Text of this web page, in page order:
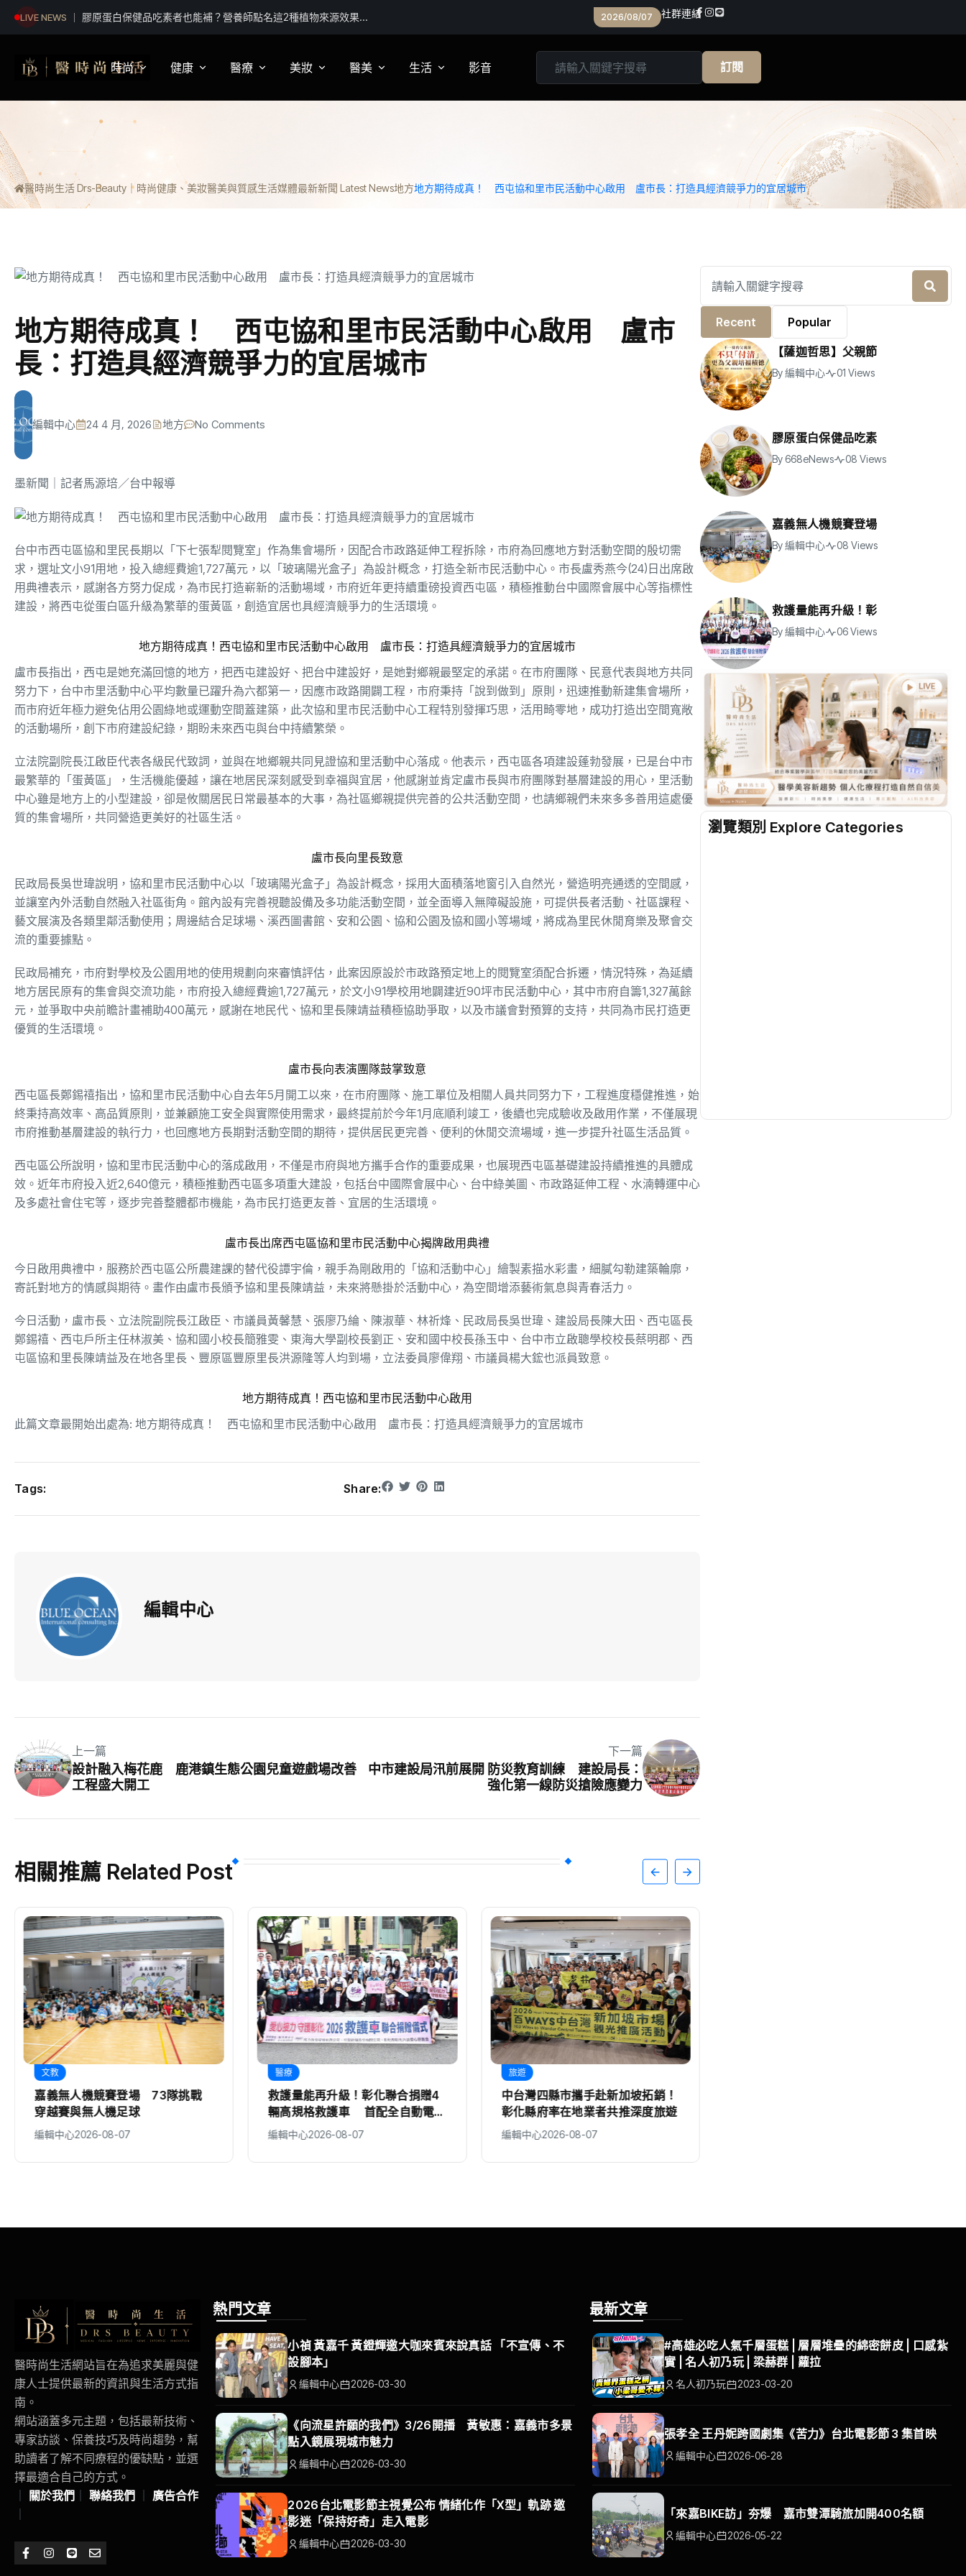
LIVE NEWS 嘉義無人機競賽登場 73隊挑戰穿越賽與無人機足球 2026/08/07 社群連結
時尚
影視娛樂
潮流趨勢
健康
營養
醫療
醫師訪談
美妝
專家建議
醫美
醫美實測
生活
旅遊
影音 訂閱
醫時尚生活 Drs-Beauty｜時尚健康、美妝醫美與質感生活媒體最新新聞 Latest News地方地方期待成真！ 西屯協和里市民活動中心啟用 盧市長：打造具經濟競爭力的宜居城市
地方期待成真！ 西屯協和里市民活動中心啟用 盧市
長：打造具經濟競爭力的宜居城市
編輯中心 24 4 月, 2026 地方 No Comments
墨新聞 ｜記者馬源培／台中報導
台中市西屯區協和里民長期以「下七張犁閱覽室」作為集會場所，因配合市政路延伸工程拆除，市府為回應地方對活動空間的殷切需
求，選址文小91用地，投入總經費逾1,727萬元，以「玻璃陽光盒子」為設計概念，打造全新市民活動中心。市長盧秀燕今(24)日出席啟
用典禮表示，感謝各方努力促成，為市民打造嶄新的活動場域，市府近年更持續重磅投資西屯區，積極推動台中國際會展中心等指標性
建設，將西屯從蛋白區升級為繁華的蛋黃區，創造宜居也具經濟競爭力的生活環境。
地方期待成真！西屯協和里市民活動中心啟用 盧市長：打造具經濟競爭力的宜居城市
盧市長指出，西屯是她充滿回憶的地方，把西屯建設好、把台中建設好，是她對鄉親最堅定的承諾。在市府團隊、民意代表與地方共同
努力下，台中市里活動中心平均數量已躍升為六都第一，因應市政路開闢工程，市府秉持「說到做到」原則，迅速推動新建集會場所，
而市府近年極力避免佔用公園綠地或運動空間蓋建築，此次協和里市民活動中心工程特別發揮巧思，活用畸零地，成功打造出空間寬敞
的活動場所，創下市府建設紀錄，期盼未來西屯與台中持續繁榮。
立法院副院長江啟臣代表各級民代致詞，並與在地鄉親共同見證協和里活動中心落成。他表示，西屯區各項建設蓬勃發展，已是台中市
最繁華的「蛋黃區」，生活機能優越，讓在地居民深刻感受到幸福與宜居，他感謝並肯定盧市長與市府團隊對基層建設的用心，里活動
中心雖是地方上的小型建設，卻是攸關居民日常最基本的大事，為社區鄉親提供完善的公共活動空間，也請鄉親們未來多多善用這處優
質的集會場所，共同營造更美好的社區生活。
盧市長向里長致意
民政局長吳世瑋說明，協和里市民活動中心以「玻璃陽光盒子」為設計概念，採用大面積落地窗引入自然光，營造明亮通透的空間感，
並讓室內外活動自然融入社區街角。館內設有完善視聽設備及多功能活動空間，並全面導入無障礙設施，可提供長者活動、社區課程、
藝文展演及各類里鄰活動使用；周邊結合足球場、溪西圖書館、安和公園、協和公園及協和國小等場域，將成為里民休閒育樂及聚會交
流的重要據點。
民政局補充，市府對學校及公園用地的使用規劃向來審慎評估，此案因原設於市政路預定地上的閱覽室須配合拆遷，情況特殊，為延續
地方居民原有的集會與交流功能，市府投入總經費逾1,727萬元，於文小91學校用地闢建近90坪市民活動中心，其中市府自籌1,327萬餘
元，並爭取中央前瞻計畫補助400萬元，感謝在地民代、協和里長陳靖益積極協助爭取，以及市議會對預算的支持，共同為市民打造更
優質的生活環境。
盧市長向表演團隊鼓掌致意
西屯區長鄭錫禧指出，協和里市民活動中心自去年5月開工以來，在市府團隊、施工單位及相關人員共同努力下，工程進度穩健推進，始
終秉持高效率、高品質原則，並兼顧施工安全與實際使用需求，最終提前於今年1月底順利竣工，後續也完成驗收及啟用作業，不僅展現
市府推動基層建設的執行力，也回應地方長期對活動空間的期待，提供居民更完善、便利的休閒交流場域，進一步提升社區生活品質。
西屯區公所說明，協和里市民活動中心的落成啟用，不僅是市府與地方攜手合作的重要成果，也展現西屯區基礎建設持續推進的具體成
效。近年市府投入近2,640億元，積極推動西屯區多項重大建設，包括台中國際會展中心、台中綠美圖、市政路延伸工程、水湳轉運中心
及多處社會住宅等，逐步完善整體都市機能，為市民打造更友善、宜居的生活環境。
盧市長出席西屯區協和里市民活動中心揭牌啟用典禮
今日啟用典禮中，服務於西屯區公所農建課的替代役譚宇倫，親手為剛啟用的「協和活動中心」繪製素描水彩畫，細膩勾勒建築輪廓，
寄託對地方的情感與期待。畫作由盧市長頒予協和里長陳靖益，未來將懸掛於活動中心，為空間增添藝術氣息與青春活力。
今日活動，盧市長、立法院副院長江啟臣、市議員黃馨慧、張廖乃綸、陳淑華、林祈烽、民政局長吳世瑋、建設局長陳大田、西屯區長
鄭錫禧、西屯戶所主任林淑美、協和國小校長簡雅雯、東海大學副校長劉正、安和國中校長孫玉中、台中市立啟聰學校校長蔡明郡、西
屯區協和里長陳靖益及在地各里長、豐原區豐原里長洪源隆等人均到場，立法委員廖偉翔、市議員楊大鋐也派員致意。
地方期待成真！西屯協和里市民活動中心啟用
此篇文章最開始出處為: 地方期待成真！ 西屯協和里市民活動中心啟用 盧市長：打造具經濟競爭力的宜居城市
Tags: Share:
編輯中心
上一篇
設計融入梅花鹿 鹿港鎮生態公園兒童遊戲場改善
工程盛大開工
下一篇
中市建設局汛前展開 防災教育訓練 建設局長：
強化第一線防災搶險應變力
相關推薦 Related Post
文教
嘉義無人機競賽登場 73隊挑戰
穿越賽與無人機足球
編輯中心2026-08-07
醫療
救護量能再升級！彰化聯合捐贈4
輛高規格救護車 首配全自動電動
擔架床
編輯中心2026-08-07
旅遊
中台灣四縣市攜手赴新加坡拓銷！
彰化縣府率在地業者共推深度旅遊
編輯中心2026-08-07
Recent Popular
【薩迦哲思】父親節
By編輯中心 01 Views
膠原蛋白保健品吃素
By668eNews 08 Views
嘉義無人機競賽登場
By編輯中心 08 Views
救護量能再升級！彰
By編輯中心 06 Views
瀏覽類別 Explore Categories
醫時尚生活網站旨在為追求美麗與健
康人士提供最新的資訊與生活方式指
南。
網站涵蓋多元主題，包括最新技術、
專家訪談、保養技巧及時尚趨勢，幫
助讀者了解不同療程的優缺點，並選
擇最適合自己的方式。
關於我們 聯絡我們
廣告合作
熱門文章
小禎 黃嘉千 黃鐙輝邀大咖來賓來說真話 「不宣傳、不
設腳本」
編輯中心 2026-03-30
《向流星許願的我們》3/26開播 黃敏惠：嘉義市多景
點入鏡展現城市魅力
編輯中心 2026-03-30
2026台北電影節主視覺公布 情緒化作「X型」軌跡 邀
影迷「保持好奇」走入電影
編輯中心 2026-03-30
最新文章
#高雄必吃人氣千層蛋糕 | 層層堆疊的綿密餅皮 | 口感紮
實 | 名人初乃玩 | 梁赫群 | 蘿拉
名人初乃玩 2023-03-20
張孝全 王丹妮跨國劇集《苦力》台北電影節 3 集首映
編輯中心 2026-06-28
「來嘉BIKE訪」夯爆 嘉市雙潭騎旅加開400名額
編輯中心 2026-05-22